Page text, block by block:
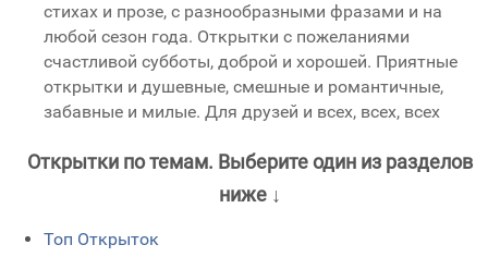
стихах и прозе, с разнообразными фразами и на
любой сезон года. Открытки с пожеланиями
счастливой субботы, доброй и хорошей. Приятные
открытки и душевные, смешные и романтичные,
забавные и милые. Для друзей и всех, всех, всех
Открытки по темам. Выберите один из разделов
ниже ↓
Топ Открыток